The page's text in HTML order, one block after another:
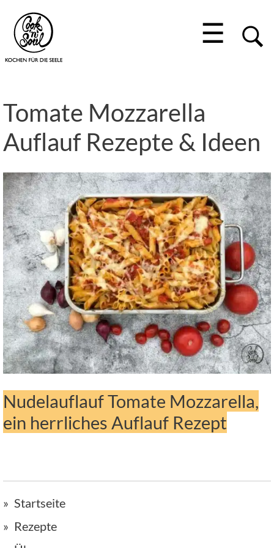
☰
Tomate Mozzarella
Auflauf Rezepte & Ideen
Nudelauflauf Tomate Mozzarella,
ein herrliches Auflauf Rezept
Startseite
Rezepte